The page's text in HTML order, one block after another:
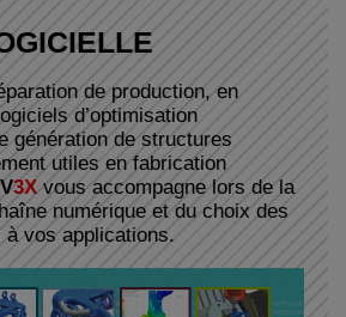
de production, en
d’optimisation
génération de structures
utiles en fabrication
3X vous accompagne lors de la
numérique et du choix des
à vos applications.